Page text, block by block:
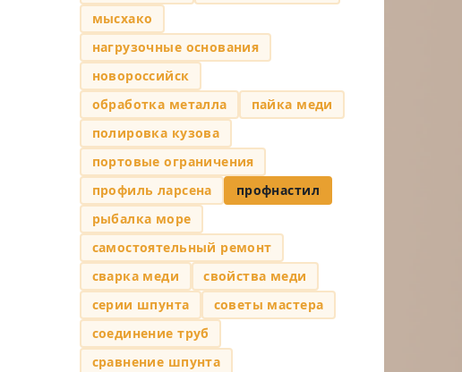
мысхако
нагрузочные основания
новороссийск
обработка металла
пайка меди
полировка кузова
портовые ограничения
профиль ларсена
профнастил
рыбалка море
самостоятельный ремонт
сварка меди
свойства меди
серии шпунта
советы мастера
соединение труб
сравнение шпунта